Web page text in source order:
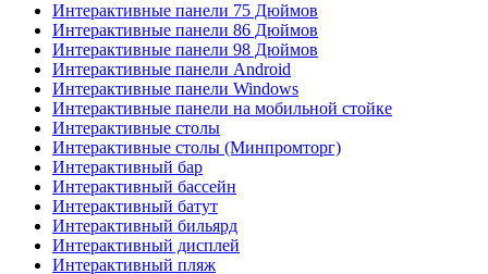
Интерактивные панели 75 Дюймов
Интерактивные панели 86 Дюймов
Интерактивные панели 98 Дюймов
Интерактивные панели Android
Интерактивные панели Windows
Интерактивные панели на мобильной стойке
Интерактивные столы
Интерактивные столы (Минпромторг)
Интерактивный бар
Интерактивный бассейн
Интерактивный батут
Интерактивный бильярд
Интерактивный дисплей
Интерактивный пляж